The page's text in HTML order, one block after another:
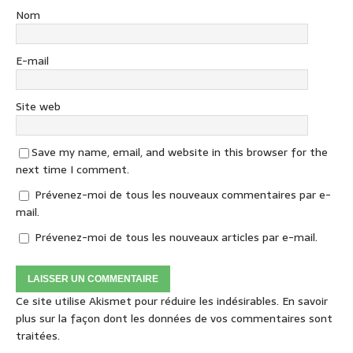
Nom
E-mail
Site web
Save my name, email, and website in this browser for the
next time I comment.
Prévenez-moi de tous les nouveaux commentaires par e-
mail.
Prévenez-moi de tous les nouveaux articles par e-mail.
Ce site utilise Akismet pour réduire les indésirables. En savoir
plus sur la façon dont les données de vos commentaires sont
traitées.